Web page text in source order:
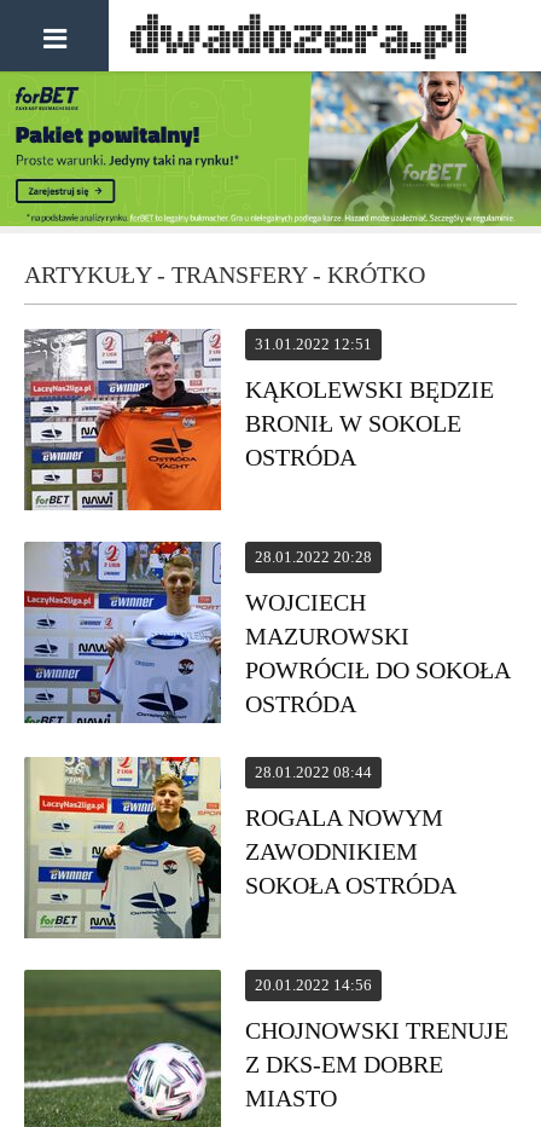
ARTYKUŁY - TRANSFERY - KRÓTKO
31.01.2022 12:51
KĄKOLEWSKI BĘDZIE
BRONIŁ W SOKOLE
OSTRÓDA
28.01.2022 20:28
WOJCIECH
MAZUROWSKI
POWRÓCIŁ DO SOKOŁA
OSTRÓDA
28.01.2022 08:44
ROGALA NOWYM
ZAWODNIKIEM
SOKOŁA OSTRÓDA
20.01.2022 14:56
CHOJNOWSKI TRENUJE
Z DKS-EM DOBRE
MIASTO